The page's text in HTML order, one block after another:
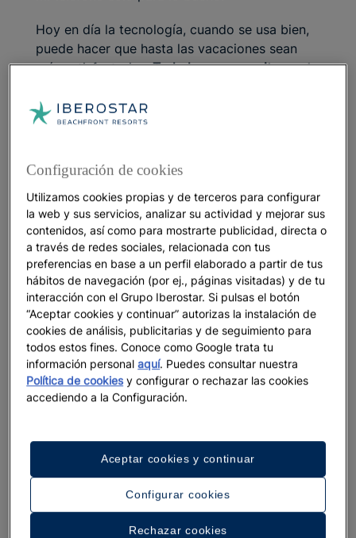
Hoy en día la tecnología, cuando se usa bien,
puede hacer que hasta las vacaciones sean
más satisfactorias.Todo lo que necesitas es tu
punto. Sin embargo, a pesar de todas las
cosas buenas que tiene, nadie quiere entrar en
que ofrece la web. Quiero asesoría y ayuda en
la planificación de mi viaje, pero no tener un
sinfín de pestañas abiertas en mi navegador
que solo consiguen estresarme. Por eso,la
App deIberostar es perfectapara el viajero que
quiere todo en un solo lugar, facilitando la
planificación de las vacaciones paso por paso,
aconsejando y ayudando en la toma
instantánea de decisiones. Sí, me gusta
improvisar, pero mejor cuando me ofrecen
muchos planes para poder elegir.
Abrí la App del hotel queya había demostrado ser
vital en la preparación de mi estancia en el hotel.
A
primera hora del día, mientras esperaba en el
aeropuerto rodeado por el bullicio de los viajeros y
Configuración de cookies
Utilizamos cookies propias y de terceros para configurar
la web y sus servicios, analizar su actividad y mejorar sus
contenidos, así como para mostrarte publicidad, directa o
a través de redes sociales, relacionada con tus
preferencias en base a un perfil elaborado a partir de tus
hábitos de navegación (por ej., páginas visitadas) y de tu
interacción con el Grupo Iberostar. Si pulsas el botón
“Aceptar cookies y continuar” autorizas la instalación de
cookies de análisis, publicitarias y de seguimiento para
todos estos fines. Conoce como Google trata tu
información personalaquí. Puedes consultar nuestra
Política de cookiesy configurar o rechazar las cookies
accediendo a la Configuración.
Configurar cookies
Rechazar cookies
Aceptar cookies y continuar